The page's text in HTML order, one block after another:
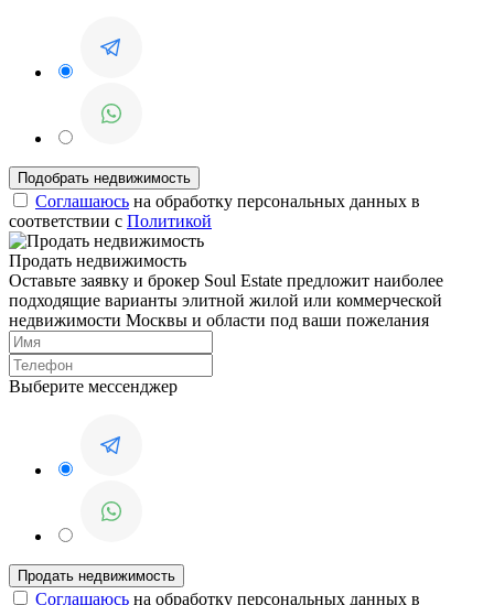
Соглашаюсь на обработку персональных данных в
соответствии с Политикой
Продать недвижимость
Оставьте заявку и брокер Soul Estate предложит наиболее
подходящие варианты элитной жилой или коммерческой
недвижимости Москвы и области под ваши пожелания
Выберите мессенджер
Соглашаюсь на обработку персональных данных в